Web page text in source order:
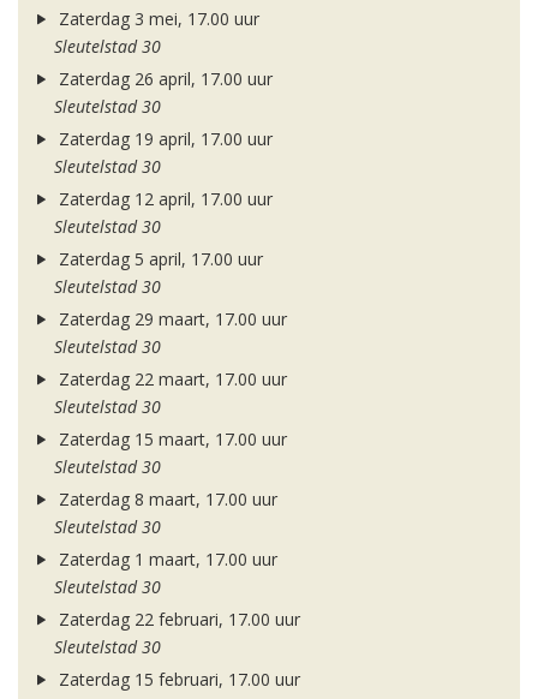
Zaterdag 3 mei, 17.00 uur
Sleutelstad 30
Zaterdag 26 april, 17.00 uur
Sleutelstad 30
Zaterdag 19 april, 17.00 uur
Sleutelstad 30
Zaterdag 12 april, 17.00 uur
Sleutelstad 30
Zaterdag 5 april, 17.00 uur
Sleutelstad 30
Zaterdag 29 maart, 17.00 uur
Sleutelstad 30
Zaterdag 22 maart, 17.00 uur
Sleutelstad 30
Zaterdag 15 maart, 17.00 uur
Sleutelstad 30
Zaterdag 8 maart, 17.00 uur
Sleutelstad 30
Zaterdag 1 maart, 17.00 uur
Sleutelstad 30
Zaterdag 22 februari, 17.00 uur
Sleutelstad 30
Zaterdag 15 februari, 17.00 uur